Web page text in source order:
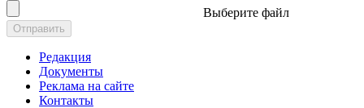
Выберите файл
Отправить
Редакция
Документы
Реклама на сайте
Контакты